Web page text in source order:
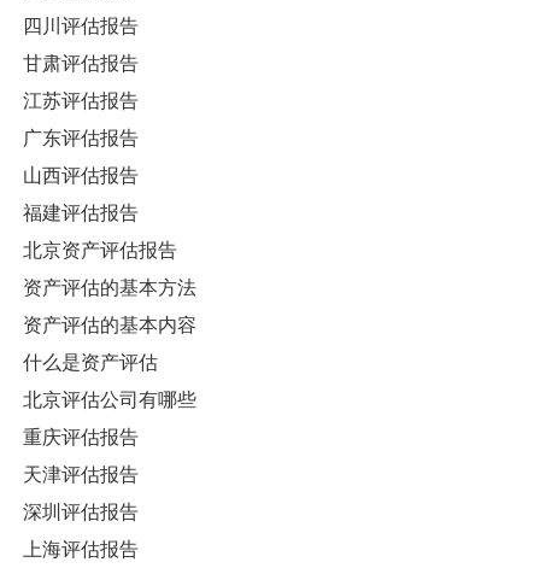
四川评估报告
甘肃评估报告
江苏评估报告
广东评估报告
山西评估报告
福建评估报告
北京资产评估报告
资产评估的基本方法
资产评估的基本内容
什么是资产评估
北京评估公司有哪些
重庆评估报告
天津评估报告
深圳评估报告
上海评估报告